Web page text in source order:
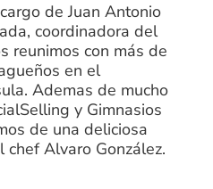
de Juan Antonio
coordinadora del
reunimos con más de
en el
Ademas de mucho
y Gimnasios
de una deliciosa
Alvaro González.